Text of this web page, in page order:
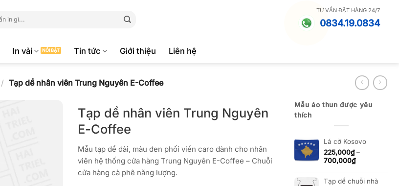
TƯ VẤN ĐẶT HÀNG 24/7
0834.19.0834
In vải Tin tức Giới thiệu Liên hệ
/ Tạp dề nhân viên Trung Nguyên E-Coffee
Tạp dề nhân viên Trung Nguyên
E-Coffee
Mẫu tạp dề dài, màu đen phối viền caro dành cho nhân
viên hệ thống cửa hàng Trung Nguyên E-Coffee – Chuỗi
cửa hàng cà phê năng lượng.
Mẫu áo thun được yêu
thích
Lá cờ Kosovo
225,000₫ –
700,000₫Khoảng
từ
Tạp dề chuỗi nhà